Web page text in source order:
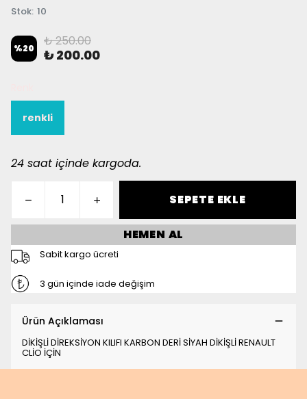
Stok: 10
%20 ₺ 250.00
₺ 200.00
renkli
24 saat içinde kargoda.
SEPETE EKLE
HEMEN AL
Sabit kargo ücreti
3 gün içinde iade değişim
Ürün Açıklaması
DİKİŞLİ DİREKSİYON KILIFI KARBON DERİ SİYAH DİKİŞLİ RENAULT
CLİO İÇİN